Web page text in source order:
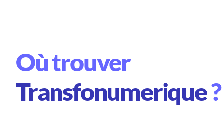
Où trouver
Transfonumerique?